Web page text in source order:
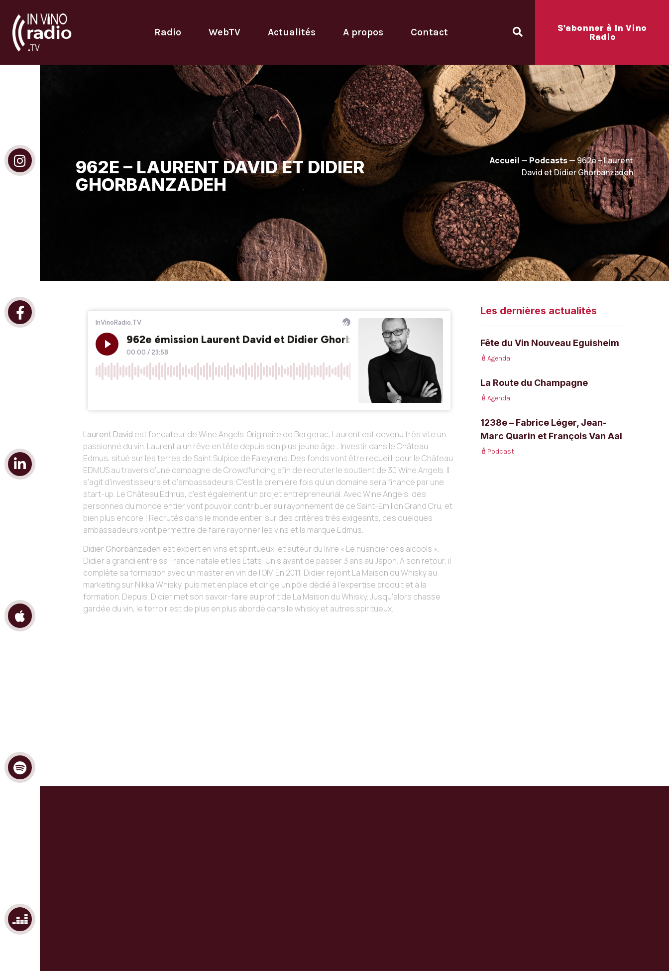
Radio WebTV Actualités A propos Contact
S'abonner à In Vino
Radio
962E – LAURENT DAVID ET DIDIER
GHORBANZADEH
Accueil — Podcasts—962e – Laurent
David et Didier Ghorbanzadeh
Laurent David est fondateur de Wine Angels. Originaire de Bergerac, Laurent est devenu très vite un
passionné du vin. Laurent a un rêve en tête depuis son plus jeune âge : Investir dans le Château
Edmus, situé sur les terres de Saint Sulpice de Faleyrens. Des fonds vont être recueilli pour le Château
EDMUS au travers d’une campagne de Crowdfunding afin de recruter le soutient de 30 Wine Angels. Il
s’agit d’investisseurs et d’ambassadeurs. C’est la première fois qu’un domaine sera financé par une
start-up. Le Château Edmus, c’est également un projet entrepreneurial. Avec Wine Angels, des
personnes du monde entier vont pouvoir contribuer au rayonnement de ce Saint-Emilion Grand Cru, et
bien plus encore ! Recrutés dans le monde entier, sur des critères très exigeants, ces quelques
ambassadeurs vont permettre de faire rayonner les vins et la marque Edmus.
Didier Ghorbanzadeh est expert en vins et spiritueux, et auteur du livre « Le nuancier des alcools ».
Didier a grandi entre sa France natale et les Etats-Unis avant de passer 3 ans au Japon. A son retour, il
complète sa formation avec un master en vin de l’OIV. En 2011, Didier rejoint La Maison du Whisky au
marketing sur Nikka Whisky, puis met en place et dirige un pôle dédié à l’expertise produit et à la
formation. Depuis, Didier met son savoir-faire au profit de La Maison du Whisky. Jusqu’alors chasse
gardée du vin, le terroir est de plus en plus abordé dans le whisky et autres spiritueux.
Les dernières actualités
Fête du Vin Nouveau Eguisheim
Agenda
La Route du Champagne
Agenda
1238e – Fabrice Léger, Jean-
Marc Quarin et François Van Aal
Podcast